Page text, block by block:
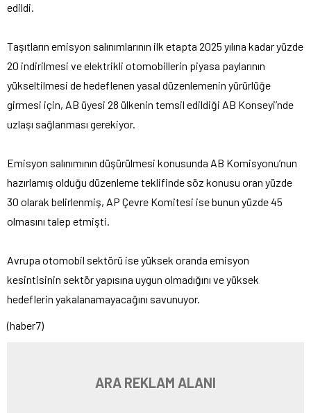
edildi.
Taşıtların emisyon salınımlarının ilk etapta 2025 yılına kadar yüzde
20 indirilmesi ve elektrikli otomobillerin piyasa paylarının
yükseltilmesi de hedeflenen yasal düzenlemenin yürürlüğe
girmesi için, AB üyesi 28 ülkenin temsil edildiği AB Konseyi’nde
uzlaşı sağlanması gerekiyor.
Emisyon salınımının düşürülmesi konusunda AB Komisyonu’nun
hazırlamış olduğu düzenleme teklifinde söz konusu oran yüzde
30 olarak belirlenmiş, AP Çevre Komitesi ise bunun yüzde 45
olmasını talep etmişti.
Avrupa otomobil sektörü ise yüksek oranda emisyon
kesintisinin sektör yapısına uygun olmadığını ve yüksek
hedeflerin yakalanamayacağını savunuyor.
(haber7)
ARA REKLAM ALANI